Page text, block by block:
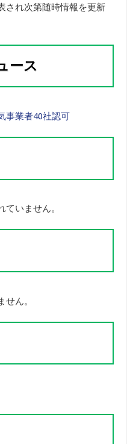
され次第随時情報を更新
ース
事業者40社認可
いません。
ん。